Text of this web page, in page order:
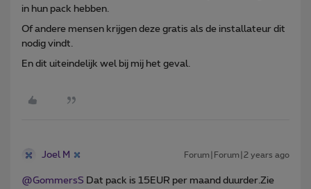
in hun pack hebben.
Of andere mensen krijgen deze gratis als de installateur dit
nodig vindt.
En dit uiteindelijk wel bij mij het geval.
Joel M Forum|Forum|2 years ago
@GommersS Dat pack is 15EUR per maand duurder.Zie